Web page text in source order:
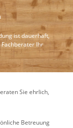
ist dauerhaft,
Ihr
Sie ehrlich,
Betreuung